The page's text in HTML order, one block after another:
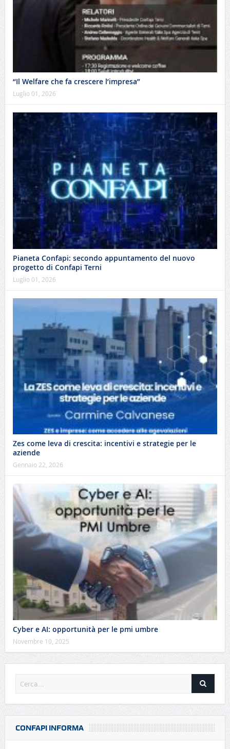
“Il Welfare che fa crescere l’impresa”
Luglio 01, 2026
Pianeta Confapi: secondo appuntamento del nuovo
progetto di Confapi Terni
Luglio 01, 2026
Zes come leva di crescita: incentivi e strategie per le
aziende
Gennaio 22, 2026
Cyber e AI: opportunità per le pmi umbre
Novembre 10, 2025
CONFAPI INFORMA